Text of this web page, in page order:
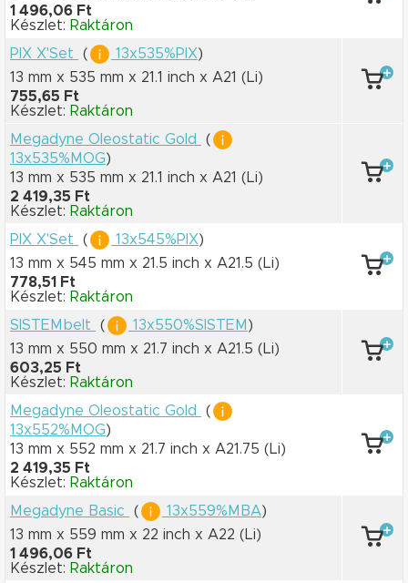
1 496,06 Ft
Készlet: Raktáron
PIX X'Set
( 13x535%PIX)
13 mm x 535 mm x 21.1 inch x A21 (Li)
755,65 Ft
Készlet: Raktáron
Megadyne Oleostatic Gold
(
13x535%MOG)
13 mm x 535 mm x 21.1 inch x A21 (Li)
2 419,35 Ft
Készlet: Raktáron
PIX X'Set
( 13x545%PIX)
13 mm x 545 mm x 21.5 inch x A21.5 (Li)
778,51 Ft
Készlet: Raktáron
SISTEMbelt
( 13x550%SISTEM )
13 mm x 550 mm x 21.7 inch x A21.5 (Li)
603,25 Ft
Készlet: Raktáron
Megadyne Oleostatic Gold
(
13x552%MOG)
13 mm x 552 mm x 21.7 inch x A21.75 (Li)
2 419,35 Ft
Készlet: Raktáron
Megadyne Basic
( 13x559%MBA)
13 mm x 559 mm x 22 inch x A22 (Li)
1 496,06 Ft
Készlet: Raktáron